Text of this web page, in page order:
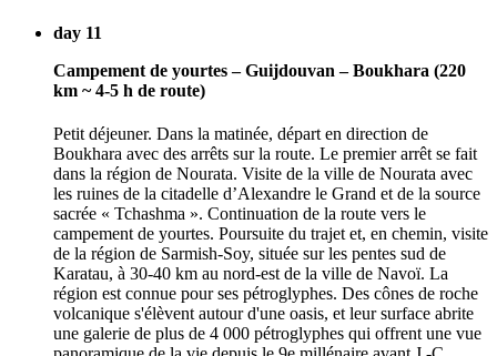
day 11
Campement de yourtes – Guijdouvan – Boukhara (220
km ~ 4-5 h de route)
Petit déjeuner. Dans la matinée, départ en direction de
Boukhara avec des arrêts sur la route. Le premier arrêt se fait
dans la région de Nourata. Visite de la ville de Nourata avec
les ruines de la citadelle d’Alexandre le Grand et de la source
sacrée « Tchashma ». Continuation de la route vers le
campement de yourtes. Poursuite du trajet et, en chemin, visite
de la région de Sarmish-Soy, située sur les pentes sud de
Karatau, à 30-40 km au nord-est de la ville de Navoï. La
région est connue pour ses pétroglyphes. Des cônes de roche
volcanique s'élèvent autour d'une oasis, et leur surface abrite
une galerie de plus de 4 000 pétroglyphes qui offrent une vue